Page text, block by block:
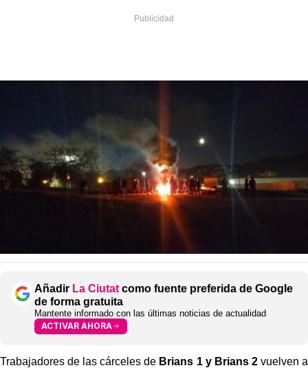
Añadir La Ciutat como fuente preferida de Google
de forma gratuita
Mantente informado con las últimas noticias de actualidad
ACTIVAR AHORA
Trabajadores de las cárceles de Brians 1 y Brians 2vuelven a